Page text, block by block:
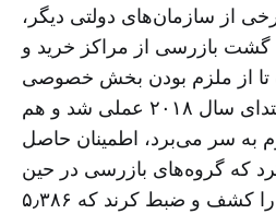
از سازمان‌های دولتی دیگر،
مورد گشت بازرسی از مراکز خرید و
تا از ملزم بودن بخش خصوصی
به دستورالعملی که از ابتدای سال ۲۰۱۸ عملی شد و هم
به سر می‌برد، اطمینان حاصل
کرد که گروه‌های بازرسی در حین
گشت، ۱۰٫۱۸۰ متخلف را کشف و ضبط کرند که ۵٫۳۸۶